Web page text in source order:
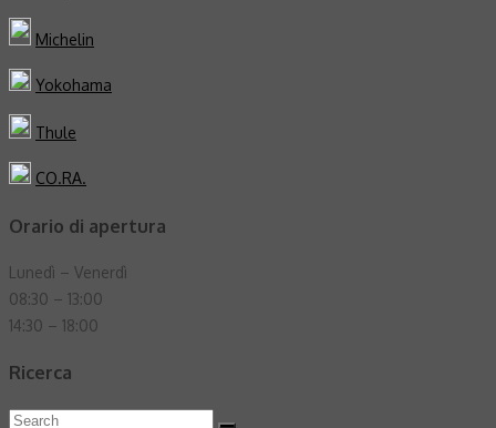
Michelin
Yokohama
Thule
CO.RA.
Orario di apertura
Lunedì – Venerdì
08:30 – 13:00
14:30 – 18:00
Ricerca
Search